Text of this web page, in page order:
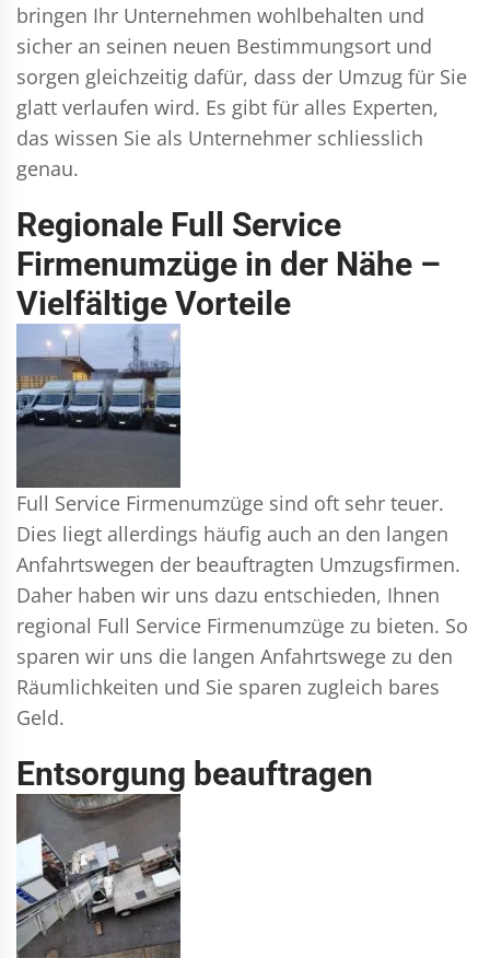
bringen Ihr Unternehmen wohlbehalten und
sicher an seinen neuen Bestimmungsort und
sorgen gleichzeitig dafür, dass der Umzug für Sie
glatt verlaufen wird. Es gibt für alles Experten,
das wissen Sie als Unternehmer schliesslich
genau.
Regionale Full Service
Firmenumzüge in der Nähe –
Vielfältige Vorteile
Full Service Firmenumzüge sind oft sehr teuer.
Dies liegt allerdings häufig auch an den langen
Anfahrtswegen der beauftragten Umzugsfirmen.
Daher haben wir uns dazu entschieden, Ihnen
regional Full Service Firmenumzüge zu bieten. So
sparen wir uns die langen Anfahrtswege zu den
Räumlichkeiten und Sie sparen zugleich bares
Geld.
Entsorgung beauftragen